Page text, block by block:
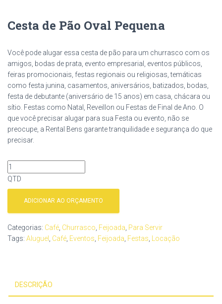
Cesta de Pão Oval Pequena
Você pode alugar essa cesta de pão para um churrasco com os
amigos, bodas de prata, evento empresarial, eventos públicos,
feiras promocionais, festas regionais ou religiosas, temáticas
como festa junina, casamentos, aniversários, batizados, bodas,
festa de debutante (aniversário de 15 anos) em casa, chácara ou
sítio. Festas como Natal, Reveillon ou Festas de Final de Ano. O
que você precisar alugar para sua Festa ou evento, não se
preocupe, a Rental Bens garante tranquilidade e segurança do que
precisar.
QTD
ADICIONAR AO ORÇAMENTO
Categorias: Café Churrasco Feijoada Para Servir
Tags: Aluguel Café Eventos Feijoada Festas Locação
DESCRIÇÃO